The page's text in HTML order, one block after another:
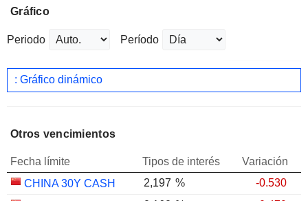
Gráfico
Periodo Período
: Gráfico dinámico
Otros vencimientos
Fecha límite Tipos de interés
Variación
CHINA 30Y CASH
2,197 %
-0.530